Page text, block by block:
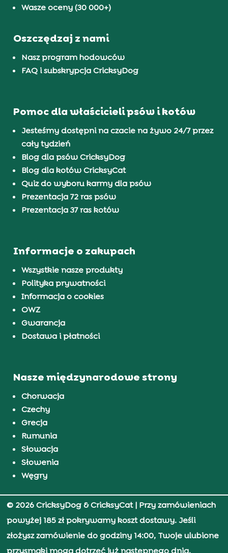
Wasze oceny (30 000+)
Oszczędzaj z nami
Nasz program hodowców
FAQ i subskrypcja CricksyDog
Pomoc dla właścicieli psów i kotów
Jesteśmy dostępni na czacie na żywo 24/7 przez
cały tydzień
Blog dla psów CricksyDog
Blog dla kotów CricksyCat
Quiz do wyboru karmy dla psów
Prezentacja 72 ras psów
Prezentacja 37 ras kotów
Informacje o zakupach
Wszystkie nasze produkty
Polityka prywatności
Informacja o cookies
OWZ
Gwarancja
Dostawa i płatności
Nasze międzynarodowe strony
Chorwacja
Czechy
Grecja
Rumunia
Słowacja
Słowenia
Węgry
© 2026 CricksyDog & CricksyCat| Przy zamówieniach
powyżej 185 zł pokrywamy koszt dostawy. Jeśli
złożysz zamówienie do godziny 14:00, Twoje ulubione
przysmaki mogą dotrzeć już następnego dnia.